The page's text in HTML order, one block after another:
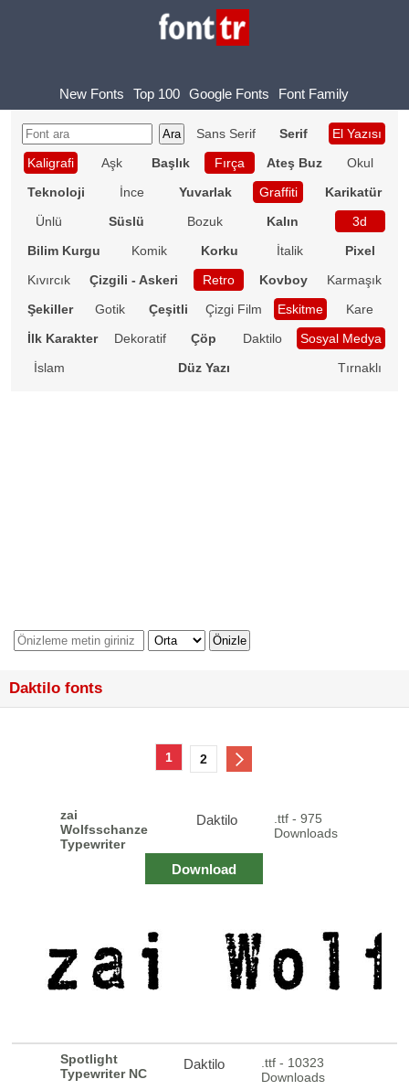
New Fonts Top 100 Google Fonts Font Family
Sans Serif Serif
El Yazısı
Kaligrafi
Aşk Başlık Fırça Ateş Buz
Okul
Teknoloji
İnce Yuvarlak Graffiti
Karikatür
Ünlü
Süslü Bozuk Kalın
3d
Bilim Kurgu
Komik Korku İtalik
Pixel
Kıvırcık
Çizgili - Askeri Retro Kovboy
Karmaşık
Şekiller
Gotik Çeşitli Çizgi Film Eskitme
Kare
İlk Karakter
Dekoratif Çöp Daktilo
Sosyal Medya
İslam
Düz Yazı Tırnaklı
Daktilo fonts
1 2
zai
Wolfsschanze
Typewriter
Daktilo
.ttf - 975
Downloads
Download
Spotlight
Typewriter NC
Daktilo
.ttf - 10323
Downloads